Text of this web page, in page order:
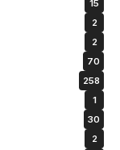
15
2
2
70
258
1
30
2